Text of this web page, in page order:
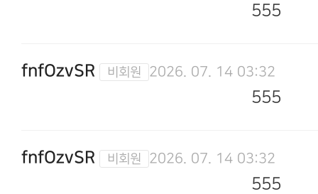
555
fnfOzvSR 2026. 07. 14 03:32
555
fnfOzvSR 2026. 07. 14 03:32
555